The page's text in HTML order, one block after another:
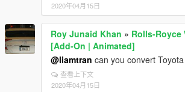
2020年04月15日
Roy Junaid Khan » Rolls-Royce
[Add-On | Animated]
@liamtran can you convert
查看上下文
2020年04月15日